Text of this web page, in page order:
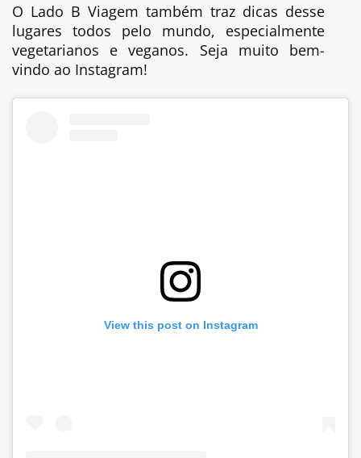
O Lado B Viagem também traz dicas desse
lugares todos pelo mundo, especialmente
vegetarianos e veganos. Seja muito bem-
vindo ao Instagram!
View this post on Instagram